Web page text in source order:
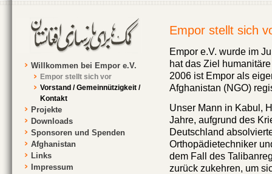
Willkommen bei Empor e.V.
Empor stellt sich vor
Vorstand / Gemeinnützigkeit /
Kontakt
Projekte
Downloads
Sponsoren und Spenden
Afghanistan
Links
Impressum
Empor stellt sich
Empor e.V. wurde im
hat das Ziel
2006 ist Empor als
Afghanistan (NGO)
Unser Mann in Kabul,
Jahre, aufgrund des
Deutschland
Orthopädietechniker
dem Fall des
zurück zukehren, um